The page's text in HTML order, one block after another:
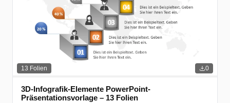
13 Folien 0
3D-Infografik-Elemente PowerPoint-
Präsentationsvorlage – 13 Folien